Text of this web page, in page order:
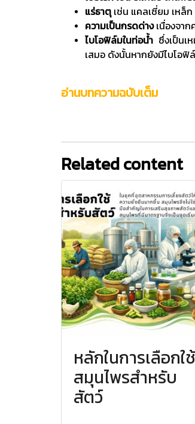
แร่ธาตุเช่น แคลเซี่ยม เหล็
ความเป็นกรดด่างเนื่องจาก
ไบโอฟิล์มในท่อน้ำ ซึ่งเป็นเ
เสมอ ดังนั้นหากยังมีไบโอฟิ
อ่านบทความฉบับเต็ม
Related content
หลักในการเลือกใช้
สมุนไพรสำหรับ
สัตว์